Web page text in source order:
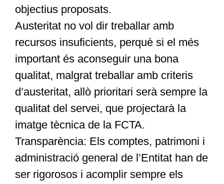
objectius proposats.
Austeritat no vol dir treballar amb
recursos insuficients, perquè si el més
important és aconseguir una bona
qualitat, malgrat treballar amb criteris
d’austeritat, allò prioritari serà sempre la
qualitat del servei, que projectarà la
imatge tècnica de la FCTA.
Transparència: Els comptes, patrimoni i
administració general de l’Entitat han de
ser rigorosos i acomplir sempre els